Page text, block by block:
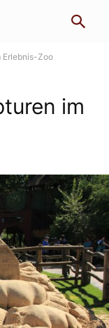
Erlebnis-Zoo
im